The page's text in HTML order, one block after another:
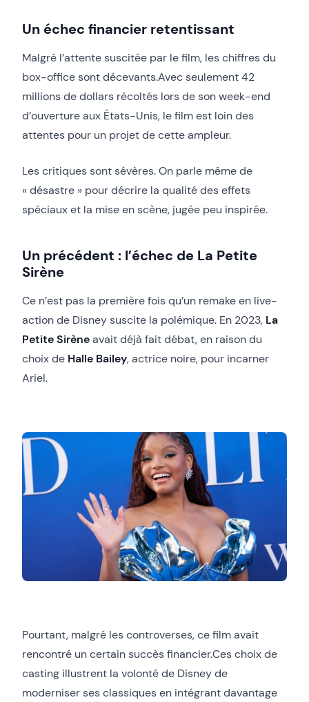
Un échec financier retentissant
Malgré l’attente suscitée par le film, les chiffres du
box-office sont décevants.Avec seulement 42
millions de dollars récoltés lors de son week-end
d’ouverture aux États-Unis, le film est loin des
attentes pour un projet de cette ampleur.
Les critiques sont sévères. On parle même de
« désastre » pour décrire la qualité des effets
spéciaux et la mise en scène, jugée peu inspirée.
Un précédent : l’échec de La Petite
Sirène
Ce n’est pas la première fois qu’un remake en live-
action de Disney suscite la polémique. En 2023, La
Petite Sirèneavait déjà fait débat, en raison du
choix de Halle Bailey, actrice noire, pour incarner
Ariel.
Pourtant, malgré les controverses, ce film avait
rencontré un certain succès financier.Ces choix de
casting illustrent la volonté de Disney de
moderniser ses classiques en intégrant davantage